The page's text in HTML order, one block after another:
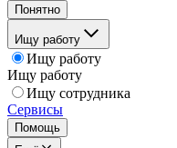
Понятно
Ищу работу
Ищу работу
Ищу работу
Ищу сотрудника
Сервисы
Помощь